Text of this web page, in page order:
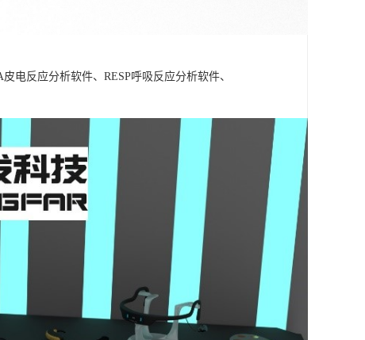
电反应分析软件、RESP呼吸反应分析软件、